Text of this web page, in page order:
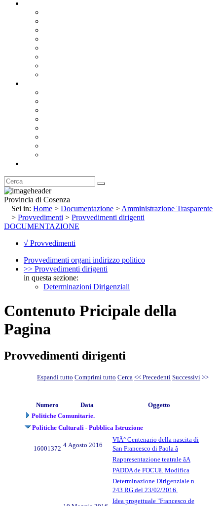
Provincia di Cosenza
Sei in: Home > Documentazione > Amministrazione Trasparente
> Provvedimenti > Provvedimenti dirigenti
DOCUMENTAZIONE
√ Provvedimenti
Provvedimenti organi indirizzo politico
>> Provvedimenti dirigenti
in questa sezione:
Determinazioni Dirigenziali
Contenuto Pricipale della
Pagina
Provvedimenti dirigenti
Espandi tutto Comprimi tutto Cerca << Precedenti Successivi >>
Numero Data
Oggetto
Politiche Comunitarie.
Politiche Culturali - Pubblica Istruzione
16001372 4 Agosto 2016
VIÂ° Centenario della nascita di
San Francesco di Paola â
Rappresentazione teatrale âA
PADDA de FOCUâ. Modifica
Determinazione Dirigenziale n.
243 RG del 23/02/2016.
Idea progettuale "Francesco de